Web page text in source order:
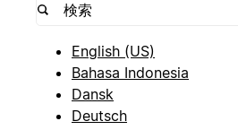
English (US)
Bahasa Indonesia
Dansk
Deutsch